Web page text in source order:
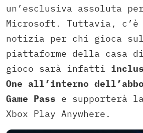
un’esclusiva assoluta
Microsoft. Tuttavia, c’è
notizia per chi gioca
piattaforme della casa
gioco sarà infatti
One all’interno
Game Pass e supporterà
Xbox Play Anywhere.